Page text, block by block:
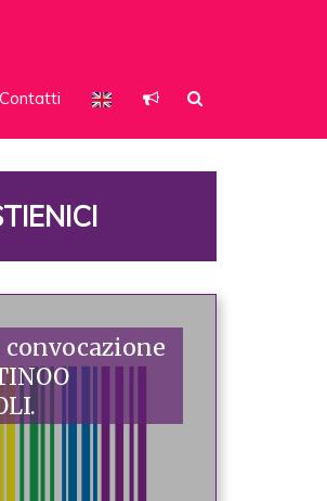
Contatti
convocazione